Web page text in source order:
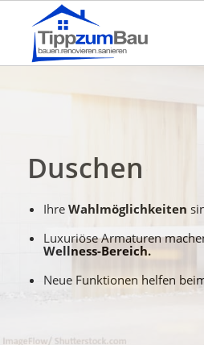
Duschen
IhreWahlmöglichkeiten
Luxuriöse Armaturen
Wellness-Bereich.
Neue Funktionen helfen